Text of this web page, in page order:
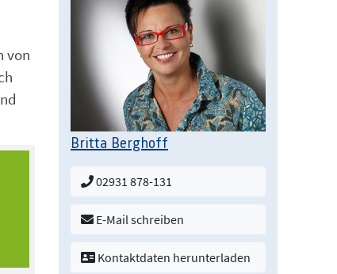
von
Britta Berghoff
02931 878-131
E-Mail schreiben
Kontaktdaten herunterladen